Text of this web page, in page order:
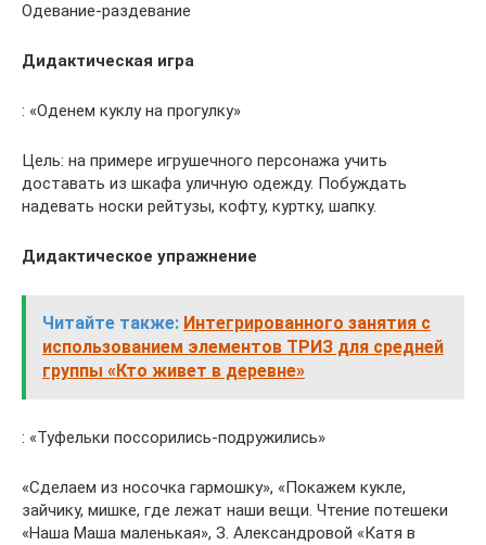
Одевание-раздевание
Дидактическая игра
: «Оденем куклу на прогулку»
Цель: на примере игрушечного персонажа учить
доставать из шкафа уличную одежду. Побуждать
надевать носки рейтузы, кофту, куртку, шапку.
Дидактическое упражнение
Читайте также: Интегрированного занятия с
использованием элементов ТРИЗ для средней
группы «Кто живет в деревне»
: «Туфельки поссорились-подружились»
«Сделаем из носочка гармошку», «Покажем кукле,
зайчику, мишке, где лежат наши вещи. Чтение потешеки
«Наша Маша маленькая», З. Александровой «Катя в